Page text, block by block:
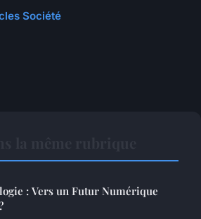
Société
: Vers un Futur Numérique